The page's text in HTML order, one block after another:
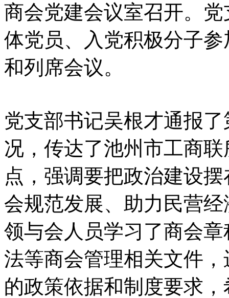
商会党建会议室召开。
体党员、入党积极分子
和列席会议。
党支部书记吴根才通报
况，传达了池州市工商
点，强调要把政治建设
会规范发展、助力民营
领与会人员学习了商会
法等商会管理相关文件
的政策依据和制度要求